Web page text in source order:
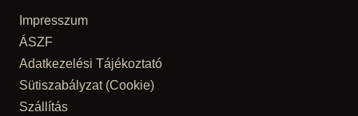
Impresszum
ÁSZF
Adatkezelési Tájékoztató
Sütiszabályzat (Cookie)
Szállítás